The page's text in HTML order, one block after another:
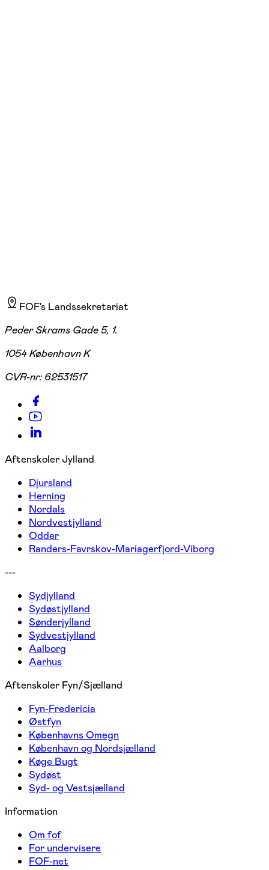
FOF's Landssekretariat
Peder Skrams Gade 5, 1.
1054 København K
CVR-nr: 62531517
Aftenskoler Jylland
Djursland
Herning
Nordals
Nordvestjylland
Odder
Randers-Favrskov-Mariagerfjord-Viborg
---
Sydjylland
Sydøstjylland
Sønderjylland
Sydvestjylland
Aalborg
Aarhus
Aftenskoler Fyn/Sjælland
Fyn-Fredericia
Østfyn
Københavns Omegn
København og Nordsjælland
Køge Bugt
Sydøst
Syd- og Vestsjælland
Information
Om fof
For undervisere
FOF-net